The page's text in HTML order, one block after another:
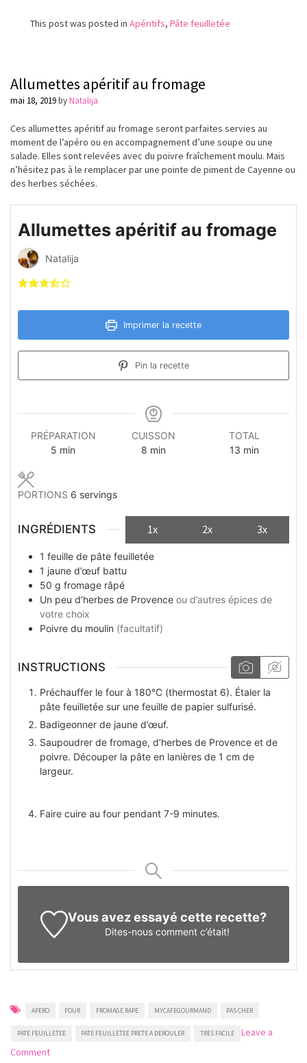
This post was posted in Apéritifs, Pâte feuilletée
Allumettes apéritif au fromage
mai 18, 2019byNatalija
Ces allumettes apéritif au fromage seront parfaites servies au
moment de l’apéro ou en accompagnement d’une soupe ou une
salade. Elles sont relevées avec du poivre fraîchement moulu. Mais
n’hésitez pas à le remplacer par une pointe de piment de Cayenne ou
des herbes séchées.
Allumettes apéritif au fromage
Natalija
Imprimer la recette
Pin la recette
PRÉPARATION
5 minutes
min
CUISSON
8 minutes
min
TOTAL
13minutes
min
PORTIONS 6 servings
INGRÉDIENTS 1x 2x 3x
1 feuille de pâte feuilletée
1 jaune d’œuf battu
50 g fromage râpé
Un peu d’herbes de Provence ou d’autres épices de
votre choix
Poivre du moulin (facultatif)
INSTRUCTIONS
Préchauffer le four à 180°C (thermostat 6). Étaler la
pâte feuilletée sur une feuille de papier sulfurisé.
Badigeonner de jaune d’œuf.
Saupoudrer de fromage, d’herbes de Provence et de
poivre. Découper la pâte en lanières de 1 cm de
largeur.
Faire cuire au four pendant 7-9 minutes.
Vous avez essayé cette recette?
Dites-nous comment c’était!
APERO FOUR FROMAGE RAPE MYCAFEGOURMAND PAS CHER
PATE FEUILLETEE PATE FEUILLETEE PRETE A DEROULER TRES FACILE
Leave a
Commenton